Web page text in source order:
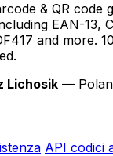
& QR code
EAN-13,
and more.
Lichosik —
API codici